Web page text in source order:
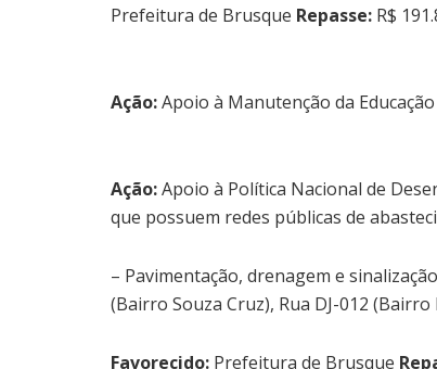
Prefeitura de Brusque Repasse: R$
Ação:Apoio à Manutenção da
Ação:Apoio à Política Nacional de
que possuem redes públicas de
– Pavimentação, drenagem e
(Bairro Souza Cruz), Rua DJ-012
Favorecido: Prefeitura de Brusque